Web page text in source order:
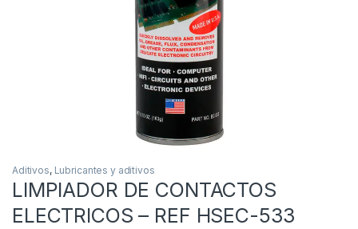
Aditivos, Lubricantes y aditivos
LIMPIADOR DE CONTACTOS
ELECTRICOS – REF HSEC-533